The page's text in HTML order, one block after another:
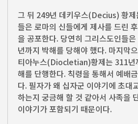
그 뒤 249년 데키우스(Decius) 황제
들은 로마의 신들에게 제사를 드린
을 공포한다. 당연히 그리스도인들
년까지 박해를 당해야 했다. 마지막
티아누스(Diocletian)황제는 311년
해를 단행한다. 칙령을 통해서 예배
다. 필자가 왜 십자군 이야기에 초대
하는지 궁금해 할 것 같아서 사족을
이야기가 포함되기 때문이다.